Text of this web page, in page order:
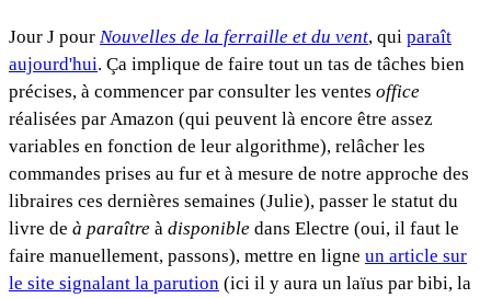
Jour J pour Nouvelles de la ferraille et du vent, qui paraît
aujourd'hui. Ça implique de faire tout un tas de tâches bien
précises, à commencer par consulter les ventes office
réalisées par Amazon (qui peuvent là encore être assez
variables en fonction de leur algorithme), relâcher les
commandes prises au fur et à mesure de notre approche des
libraires ces dernières semaines (Julie), passer le statut du
livre de à paraître à disponible dans Electre (oui, il faut le
faire manuellement, passons), mettre en ligne un article sur
le site signalant la parution (ici il y aura un laïus par bibi, la